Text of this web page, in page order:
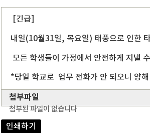
[긴급]
내일(10월31일, 목요일) 태풍으로 인한
모든 학생들이 가정에서 안전하게 지낼
*당일 학교로 업무 전화가 안 되오니 양
첨부파일
첨부된 파일이 없습니다
인쇄하기